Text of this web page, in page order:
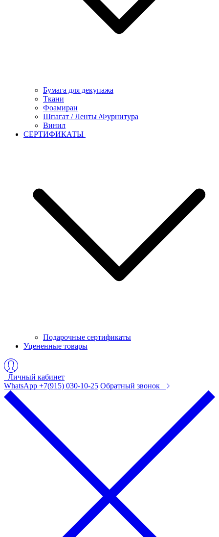
Бумага для декупажа
Ткани
Фоамиран
Шпагат / Ленты /Фурнитура
Винил
СЕРТИФИКАТЫ
Подарочные сертификаты
Уцененные товары
Личный кабинет
WhatsApp +7(915) 030-10-25 Обратный звонок